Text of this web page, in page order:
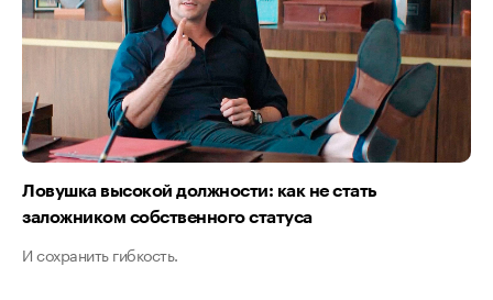
Ловушка высокой должности: как не стать
заложником собственного статуса
И сохранить гибкость.